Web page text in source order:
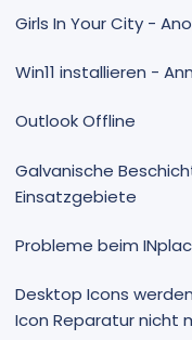
Girls In Your City -
Win11 installieren -
Outlook Offline
Galvanische
Einsatzgebiete
Probleme beim
Desktop Icons
Icon Reparatur nicht